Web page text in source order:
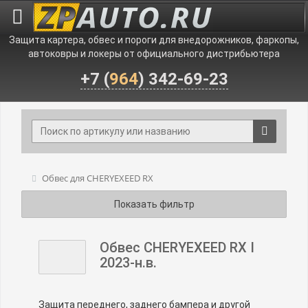
Защита картера, обвес и пороги для внедорожников, фаркопы,
автоковры и локеры от официального дистрибьютера
+7 (964) 342-69-23
Обвес для CHERYEXEED RX
Показать фильтр
Обвес CHERYEXEED RX I
2023-н.в.
Защита переднего, заднего бампера и другой